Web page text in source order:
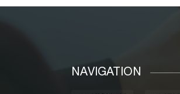
NAVIGATION